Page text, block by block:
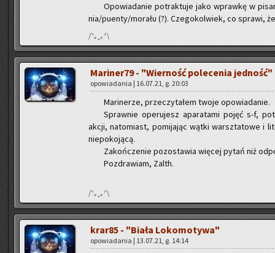
Opo­wia­da­nie po­trak­tu­je jako wpraw­kę w
nia/pu­en­ty/mo­ra­łu (?). Cze­go­kol­wiek, co spra­wi,
/ᐠ｡ꞈ｡ᐟ\
Ma­ri­ne­r79 - "Wier­ność po­le­ce­nia jed­ność"
opo­wia­da­nia | 16.07.21, g. 20:03
Ma­ri­ne­rze, prze­czy­ta­łem twoje opo­wia­da­nie.
Spraw­nie ope­ru­jesz apa­ra­ta­mi pojęć s-f,
akcji, na­to­miast, po­mi­ja­jąc wątki warsz­ta­to­we i
nie­po­ko­ją­cą.
Za­koń­cze­nie po­zo­sta­wia wię­cej pytań niż
Po­zdra­wiam, Zalth.
/ᐠ｡ꞈ｡ᐟ\
kra­r85 - "Biała Lo­ko­mo­ty­wa"
opo­wia­da­nia | 13.07.21, g. 14:14